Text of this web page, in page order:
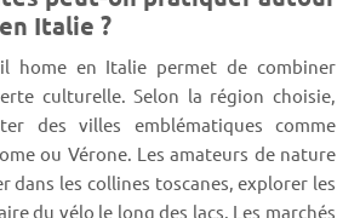
Italie ?
home en Italie permet de combiner
culturelle. Selon la région choisie,
des villes emblématiques comme
ou Vérone. Les amateurs de nature
dans les collines toscanes, explorer les
du vélo le long des lacs. Les marchés